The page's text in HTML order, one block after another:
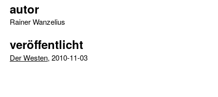
autor
Rainer Wanzelius
veröffentlicht
Der Westen, 2010-11-03